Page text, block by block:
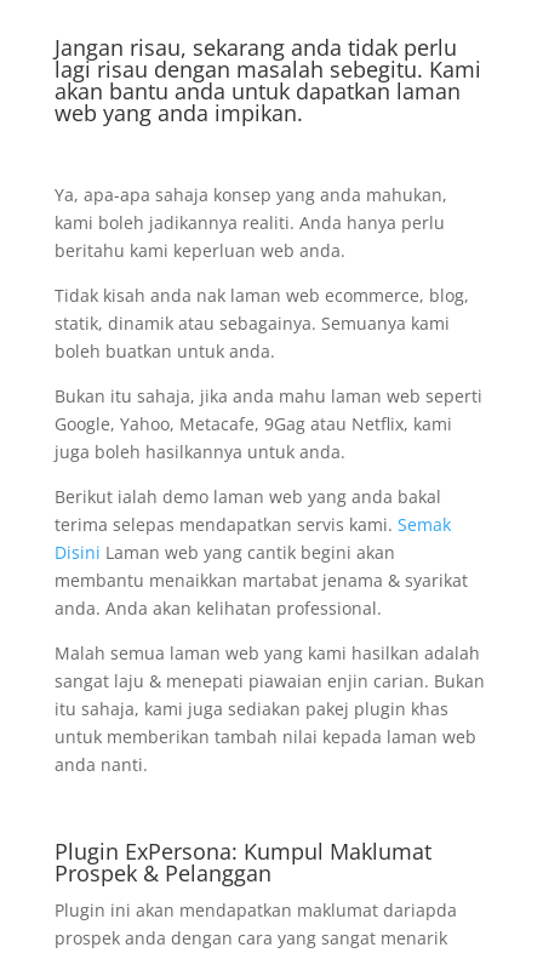
Jangan risau, sekarang anda tidak perlu
lagi risau dengan masalah sebegitu. Kami
akan bantu anda untuk dapatkan laman
web yang anda impikan.
Ya, apa-apa sahaja konsep yang anda mahukan,
kami boleh jadikannya realiti. Anda hanya perlu
beritahu kami keperluan web anda.
Tidak kisah anda nak laman web ecommerce, blog,
statik, dinamik atau sebagainya. Semuanya kami
boleh buatkan untuk anda.
Bukan itu sahaja, jika anda mahu laman web seperti
Google, Yahoo, Metacafe, 9Gag atau Netflix, kami
juga boleh hasilkannya untuk anda.
Berikut ialah demo laman web yang anda bakal
terima selepas mendapatkan servis kami. Semak
Disini Laman web yang cantik begini akan
membantu menaikkan martabat jenama & syarikat
anda. Anda akan kelihatan professional.
Malah semua laman web yang kami hasilkan adalah
sangat laju & menepati piawaian enjin carian. Bukan
itu sahaja, kami juga sediakan pakej plugin khas
untuk memberikan tambah nilai kepada laman web
anda nanti.
Plugin ExPersona: Kumpul Maklumat
Prospek & Pelanggan
Plugin ini akan mendapatkan maklumat dariapda
prospek anda dengan cara yang sangat menarik